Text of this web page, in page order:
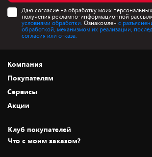
Даю согласие на обработку моих
получения рекламно-информационной
условиями обработки. Ознакомлен с
обработкой, механизмом их реализации,
согласия или отказа.
Компания
О нас
Адреса магазинов
Новости
Статьи и обзоры
Вакансии
Покупателям
Как сделать заказ
Оплата и доставка
Безналичный расчёт
Обмен и возврат товара
Сервисы
Установка техники
Для игровых консолей
Акции
Скидки и промокоды
Белорусские товары
Клуб покупателей
Что с моим заказом?